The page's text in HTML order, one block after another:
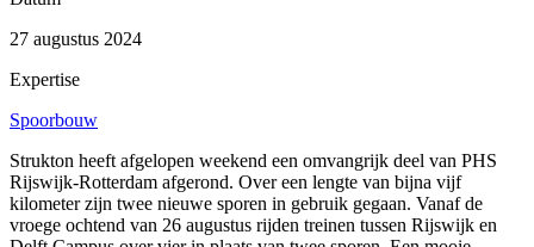
27 augustus 2024
Expertise
Spoorbouw
Strukton heeft afgelopen weekend een omvangrijk deel van PHS
Rijswijk-Rotterdam afgerond. Over een lengte van bijna vijf
kilometer zijn twee nieuwe sporen in gebruik gegaan. Vanaf de
vroege ochtend van 26 augustus rijden treinen tussen Rijswijk en